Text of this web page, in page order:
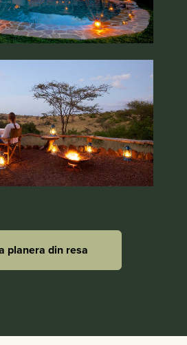
planera din resa